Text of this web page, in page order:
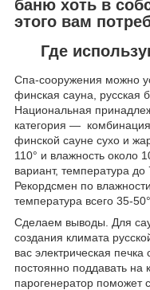
баню хоть в
этого вам
Где
Спа-сооружения можно
финская сауна, русская
Национальная
категория —
финской сауне сухо и
110° и влажность около
вариант, температура до
Рекордсмен по
температура всего 35-50°.
Сделаем выводы. Для
создания климата
вас электрическая
постоянно поддавать на
парогенератор поможет